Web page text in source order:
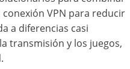
VPN para reducir
a diferencias casi
transmisión y los juegos,